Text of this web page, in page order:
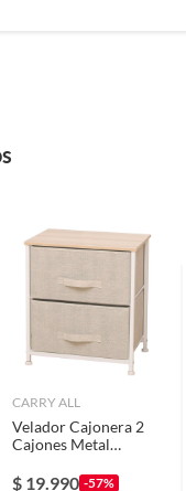
CARRY ALL
Velador Cajonera 2
Cajones Metal
Premium
$ 19.990 -57%